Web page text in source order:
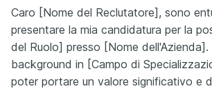
Caro [Nome del Reclutatore], sono
presentare la mia candidatura per la
del Ruolo] presso [Nome dell'Azienda].
background in [Campo di
poter portare un valore significativo e